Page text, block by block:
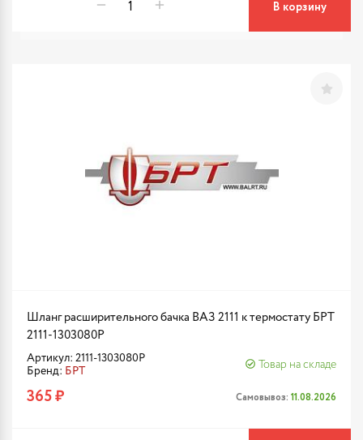
В корзину
Шланг расширительного бачка ВАЗ 2111 к термостату БРТ
2111-1303080Р
Артикул: 2111-1303080Р
Бренд: БРТ
Товар на складе
365 ₽ Самовывоз: 11.08.2026